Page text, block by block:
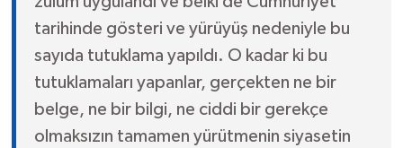
tarihinde gösteri ve yürüyüş nedeniyle bu
sayıda tutuklama yapıldı. O kadar ki bu
tutuklamaları yapanlar, gerçekten ne bir
belge, ne bir bilgi, ne ciddi bir gerekçe
olmaksızın tamamen yürütmenin siyasetin